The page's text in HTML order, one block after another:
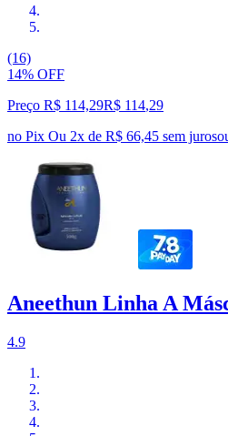
(16)
14% OFF
Preço R$ 114,29R$ 114,29
no Pix Ou 2x de R$ 66,45 sem juros
Aneethun Linha A
4.9